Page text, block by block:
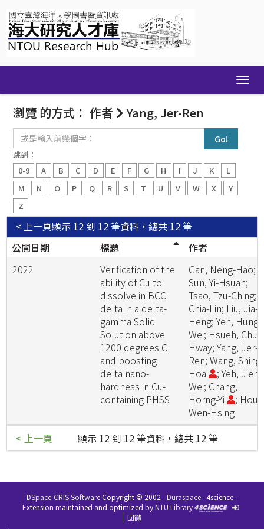
navigation
瀏覽 的方式： 作者 Yang, Jer-Ren
入
前
幾
個
跳到：
0-9
A B C D E F G H I J K
L
M
N O P Q R S T U V W X
Y
Z
顯示 12 到 12 筆資料，總共 12 筆
< 上一頁
公開日期
標題
作者
2022
Verification of the
ability of Cu to
dissolve in BCC
delta in a delta-
gamma Solid
Solution above
1200 degrees C
and boosting
delta nano-
hardness in Cu-
containing PHSS
Gan, Neng-Hao;
Sun, Yi-Hsuan;
Tsao, Tzu-Ching;
Chia-Lin; Liu, Jia-
Heng; Yen, Hung-
Wei; Hsueh,
Hway; Yang, Jer-
Ren; Wang, Shing-
Hoa
; Yeh, Jien-
Wei; Chang,
Horng-Yi
; Hou,
Wen-Hsing
顯示 12 到 12 筆資料，總共 12 筆
< 上一頁
DSpace-CRIS SoftwareCopyright © 2002- Duraspace 4science -
Extension maintained and optimized byNTU Library
回饋